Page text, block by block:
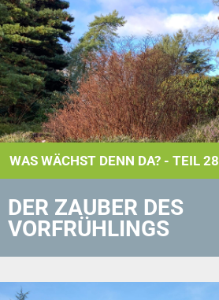
WAS WÄCHST DENN DA? - TEIL 28
DER ZAUBER DES
VORFRÜHLINGS